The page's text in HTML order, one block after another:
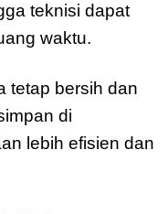
teknisi dapat
waktu.
tetap bersih dan
di
lebih efisien dan